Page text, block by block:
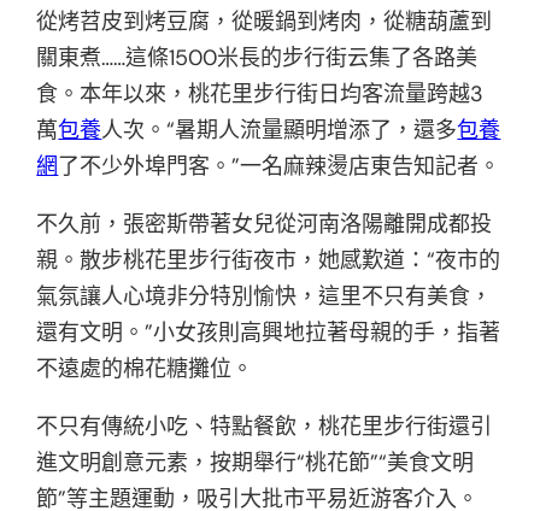
從烤苕皮到烤豆腐，從暖鍋到烤肉，從糖葫蘆到
關東煮……這條1500米長的步行街云集了各路美
食。本年以來，桃花里步行街日均客流量跨越3
萬包養人次。“暑期人流量顯明增添了，還多包養
網了不少外埠門客。”一名麻辣燙店東告知記者。
不久前，張密斯帶著女兒從河南洛陽離開成都投
親。散步桃花里步行街夜市，她感歎道：“夜市的
氣氛讓人心境非分特別愉快，這里不只有美食，
還有文明。”小女孩則高興地拉著母親的手，指著
不遠處的棉花糖攤位。
不只有傳統小吃、特點餐飲，桃花里步行街還引
進文明創意元素，按期舉行“桃花節”“美食文明
節”等主題運動，吸引大批市平易近游客介入。